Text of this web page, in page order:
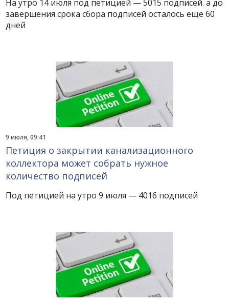
На утро 14 июля под петицией — 5015 подписей. а до
завершения срока сбора подписей осталось еще 60
дней
9 июля, 09:41
Петиция о закрытии канализационного
коллектора может собрать нужное
количество подписей
Под петицией на утро 9 июля — 4016 подписей